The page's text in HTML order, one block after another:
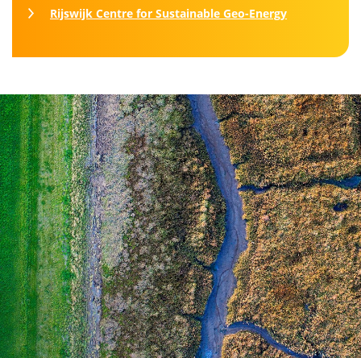
Rijswijk Centre for Sustainable Geo-Energy